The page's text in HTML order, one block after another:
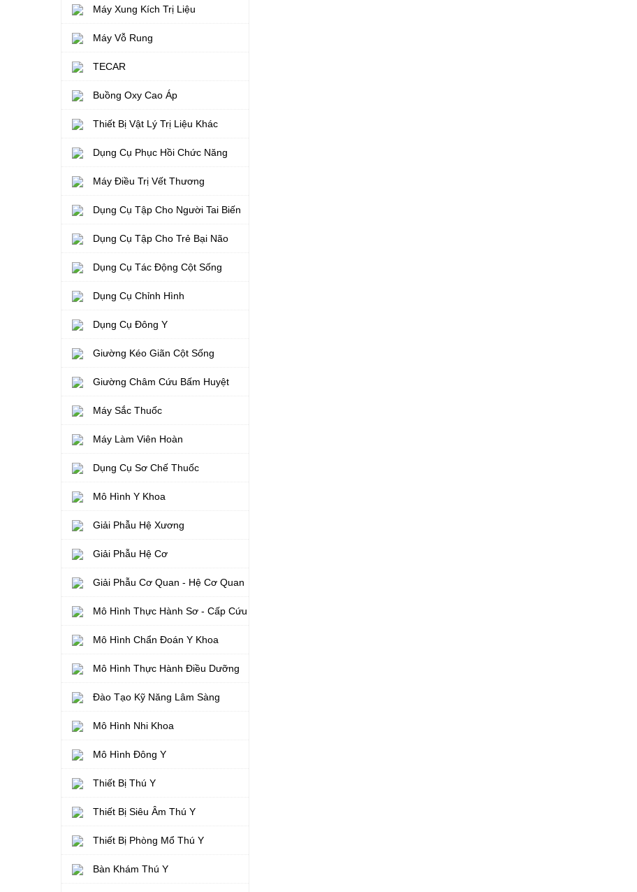
Máy Xung Kích Trị Liệu
Máy Vỗ Rung
TECAR
Buồng Oxy Cao Áp
Thiết Bị Vật Lý Trị Liệu Khác
Dụng Cụ Phục Hồi Chức Năng
Máy Điều Trị Vết Thương
Dụng Cụ Tập Cho Người Tai Biến
Dụng Cụ Tập Cho Trẻ Bại Não
Dụng Cụ Tác Động Cột Sống
Dụng Cụ Chỉnh Hình
Dụng Cụ Đông Y
Giường Kéo Giãn Cột Sống
Giường Châm Cứu Bấm Huyệt
Máy Sắc Thuốc
Máy Làm Viên Hoàn
Dụng Cụ Sơ Chế Thuốc
Mô Hình Y Khoa
Giải Phẫu Hệ Xương
Giải Phẫu Hệ Cơ
Giải Phẫu Cơ Quan - Hệ Cơ Quan
Mô Hình Thực Hành Sơ - Cấp Cứu
Mô Hình Chẩn Đoán Y Khoa
Mô Hình Thực Hành Điều Dưỡng
Đào Tạo Kỹ Năng Lâm Sàng
Mô Hình Nhi Khoa
Mô Hình Đông Y
Thiết Bị Thú Y
Thiết Bị Siêu Âm Thú Y
Thiết Bị Phòng Mổ Thú Y
Bàn Khám Thú Y